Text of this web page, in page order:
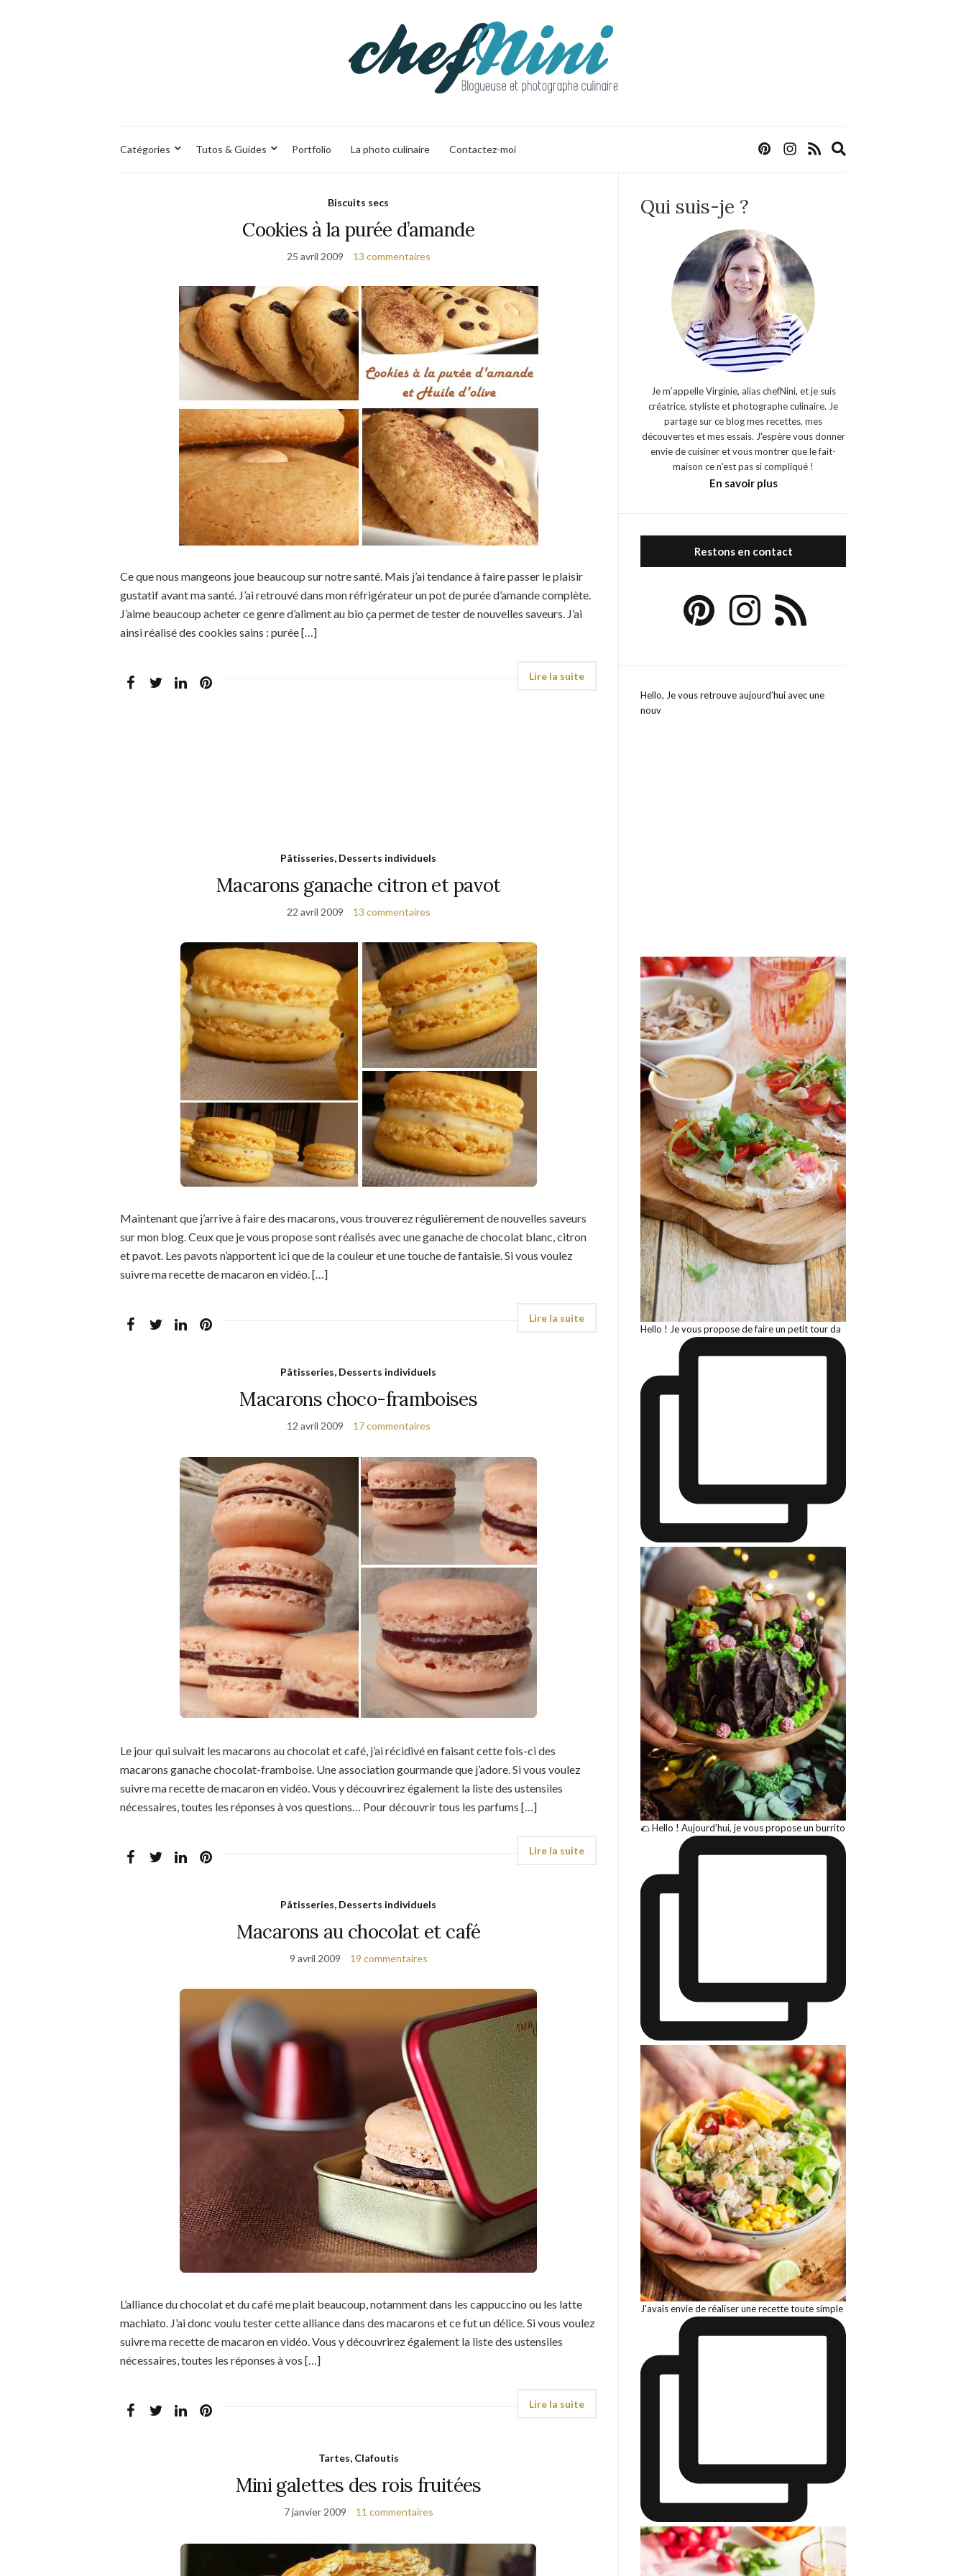
Catégories Tutos & Guides Portfolio La photo culinaire Contactez-moi
Biscuits secs
Cookies à la purée d’amande
25 avril 2009 13 commentaires
Ce que nous mangeons joue beaucoup sur notre santé. Mais j’ai tendance à faire passer le plaisir
gustatif avant ma santé. J’ai retrouvé dans mon réfrigérateur un pot de purée d’amande complète.
J’aime beaucoup acheter ce genre d’aliment au bio ça permet de tester de nouvelles saveurs. J’ai
ainsi réalisé des cookies sains : purée […]
Pâtisseries, Desserts individuels
Macarons ganache citron et pavot
22 avril 2009 13 commentaires
Maintenant que j’arrive à faire des macarons, vous trouverez régulièrement de nouvelles saveurs
sur mon blog. Ceux que je vous propose sont réalisés avec une ganache de chocolat blanc, citron
et pavot. Les pavots n’apportent ici que de la couleur et une touche de fantaisie. Si vous voulez
suivre ma recette de macaron en vidéo. […]
Pâtisseries, Desserts individuels
Macarons choco-framboises
12 avril 2009 17 commentaires
Le jour qui suivait les macarons au chocolat et café, j’ai récidivé en faisant cette fois-ci des
macarons ganache chocolat-framboise. Une association gourmande que j’adore. Si vous voulez
suivre ma recette de macaron en vidéo. Vous y découvrirez également la liste des ustensiles
nécessaires, toutes les réponses à vos questions… Pour découvrir tous les parfums […]
Pâtisseries, Desserts individuels
Macarons au chocolat et café
9 avril 2009 19 commentaires
L’alliance du chocolat et du café me plait beaucoup, notamment dans les cappuccino ou les latte
machiato. J’ai donc voulu tester cette alliance dans des macarons et ce fut un délice. Si vous voulez
suivre ma recette de macaron en vidéo. Vous y découvrirez également la liste des ustensiles
nécessaires, toutes les réponses à vos […]
Tartes, Clafoutis
Mini galettes des rois fruitées
7 janvier 2009 11 commentaires
Qui suis-je ?
Je m’appelle Virginie, alias chefNini, et je suis
créatrice, styliste et photographe culinaire. Je
partage sur ce blog mes recettes, mes
découvertes et mes essais. J'espère vous donner
envie de cuisiner et vous montrer que le fait-
maison ce n'est pas si compliqué !
En savoir plus
Restons en contact
Hello, Je vous retrouve aujourd’hui avec une
nouv
Hello ! Je vous propose de faire un petit tour da
🌮 Hello ! Aujourd’hui, je vous propose un burrito
J'avais envie de réaliser une recette toute simple